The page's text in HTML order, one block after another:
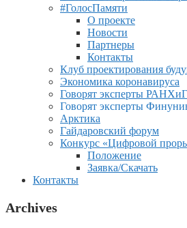
#ГолосПамяти
О проекте
Новости
Партнеры
Контакты
Клуб проектирования
Экономика коронавируса
Говорят эксперты
Говорят эксперты
Арктика
Гайдаровский форум
Конкурс «Цифровой
Положение
Заявка/Скачать
Контакты
Archives